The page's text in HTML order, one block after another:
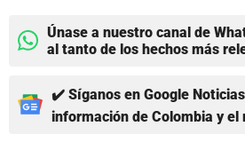
Únase a nuestro canal de
al tanto de los hechos más
✔️ Síganos en Google
información de Colombia y el